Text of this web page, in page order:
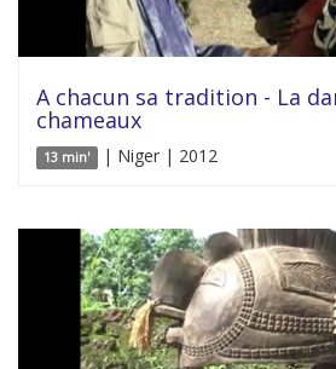
A chacun sa tradition - La
chameaux
13 min' | Niger | 2012